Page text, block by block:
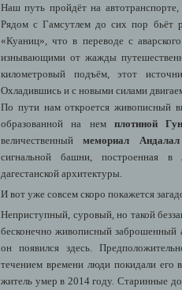
Наш путь пройдёт на
Рядом с Гамсутлем до сих пор бьёт
«Куаниц», что в переводе с
изнывающими от жажды
километровый подъём, этот
Охладившись и с новыми силами
По пути нам откроется живописный
образованной на нем плотиной
величественный мемориал
сигнальной башни, построенная в
дагестанской архитектуры.
И вот уже совсем скоро покажется
Неприступный, суровый, но такой
бесконечно живописный заброшенный
он появился здесь.
течением времени люди покидали его
житель умер в 2014 году. Старинные